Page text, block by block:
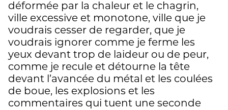
déformée par la chaleur et le chagrin,
ville excessive et monotone, ville que je
voudrais cesser de regarder, que je
voudrais ignorer comme je ferme les
yeux devant trop de laideur ou de peur,
comme je recule et détourne la tête
devant l’avancée du métal et les coulées
de boue, les explosions et les
commentaires qui tuent une seconde